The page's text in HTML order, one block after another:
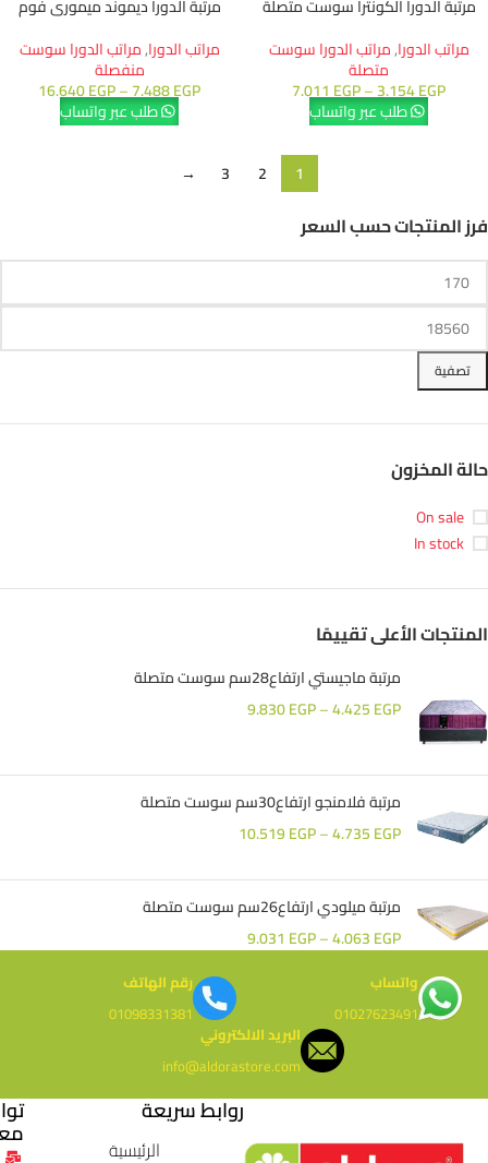
فرز المنتجات حسب السعر
تصفية
حالة المخزون
On sale
In stock
المنتجات الأعلى تقييمًا
مرتبة ماجيستي ارتفاع28سم سوست متصلة
4.425EGP
–
9.830EGP
مرتبة فلامنجو ارتفاع30سم سوست متصلة
4.735EGP
–
10.519EGP
مرتبة ميلودي ارتفاع26سم سوست متصلة
4.063EGP
–
9.031 EGP
مرتبة الدورا الكونترا سوست متصلة
مراتب الدورا,مراتب الدورا سوست
متصلة
3.154EGP
–
7.011EGP
طلب عبر واتساب
مرتبة الدورا ديموند ميمورى فوم
مراتب الدورا,مراتب الدورا سوست
منفصلة
7.488EGP
–
16.640EGP
طلب عبر واتساب
1
2
3
→
واتساب
01027623491
رقم الهاتف
01098331381
البريد الالكتروني
info@aldorastore.com
روابط سريعة
الرئيسية